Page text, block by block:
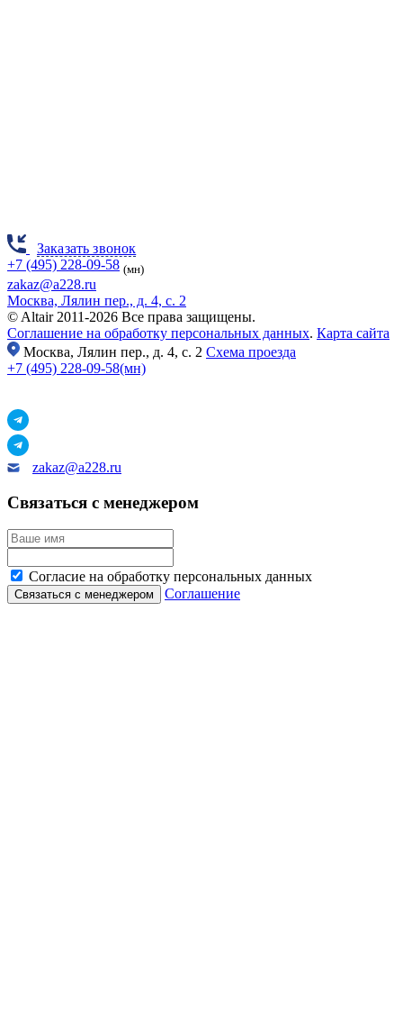
Заказать звонок
+7 (495) 228-09-58 (мн)
zakaz@a228.ru
Москва, Лялин пер., д. 4, с. 2
© Altair 2011-2026 Все права защищены.
Соглашение на обработку персональных данных. Карта сайта
Москва, Лялин пер., д. 4, с. 2 Схема проезда
+7 (495) 228-09-58(мн)
zakaz@a228.ru
Связаться с менеджером
Согласие на обработку персональных данных
Соглашение